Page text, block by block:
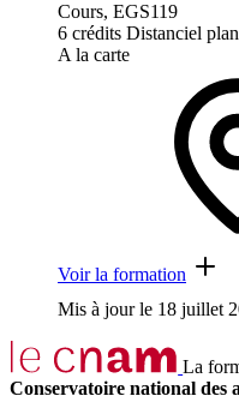
Cours, EGS119
6 crédits Distanciel
A la carte
Voir la formation
Mis à jour le 18 juillet
La
Conservatoire national des